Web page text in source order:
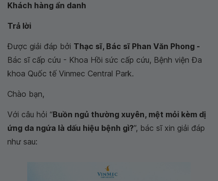
Khách hàng ẩn danh
Trả lời
Được giải đáp bởi Thạc sĩ, Bác sĩ Phan Văn Phong -
Bác sĩ cấp cứu - Khoa Hồi sức cấp cứu, Bệnh viện Đa
khoa Quốc tế Vinmec Central Park.
Chào bạn,
Với câu hỏi “Buồn ngủ thường xuyên, mệt mỏi kèm dị
ứng da ngứa là dấu hiệu bệnh gì?”, bác sĩ xin giải đáp
như sau: